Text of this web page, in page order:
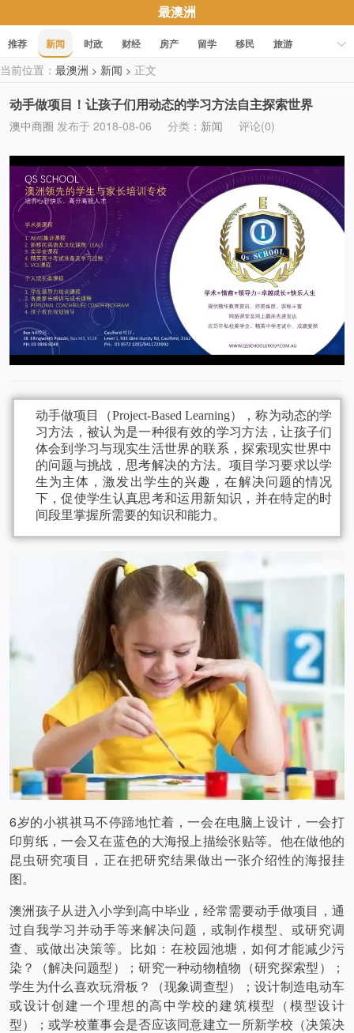
最澳洲
推荐 新闻 时政 财经 房产 留学 移民
旅游
科技
职场 美食 文化
当前位置： 最澳洲 > 新闻 > 正文
动手做项目！让孩子们用动态的学习方法自主探索世界
澳中商圈 发布于 2018-08-06 分类： 新闻 评论(0)
动手做项目（Project-Based Learning），称为动态的学
习方法，被认为是一种很有效的学习方法，让孩子们
体会到学习与现实生活世界的联系，探索现实世界中
的问题与挑战，思考解决的方法。项目学习要求以学
生为主体，激发出学生的兴趣，在解决问题的情况
下，促使学生认真思考和运用新知识，并在特定的时
间段里掌握所需要的知识和能力。
6岁的小祺祺马不停蹄地忙着，一会在电脑上设计，一会打
印剪纸，一会又在蓝色的大海报上描绘张贴等。他在做他的
昆虫研究项目，正在把研究结果做出一张介绍性的海报挂
图。
澳洲孩子从进入小学到高中毕业，经常需要动手做项目，通
过自我学习并动手等来解决问题，或制作模型、或研究调
查、或做出决策等。比如：在校园池塘，如何才能减少污
染？（解决问题型）；研究一种动物植物（研究探索型）；
学生为什么喜欢玩滑板？（现象调查型）；设计制造电动车
或设计创建一个理想的高中学校的建筑模型（模型设计
型）；或学校董事会是否应该同意建立一所新学校（决策决